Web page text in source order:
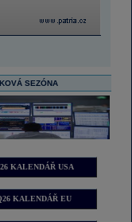
SEZÓNA
KALENDÁŘ USA
KALENDÁŘ EU